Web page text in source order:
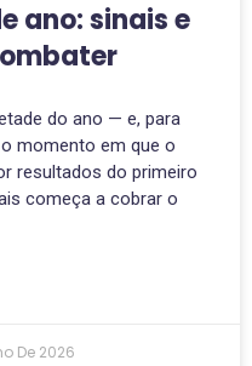
ano: sinais e
do ano — e, para
momento em que o
resultados do primeiro
começa a cobrar o
De 2026